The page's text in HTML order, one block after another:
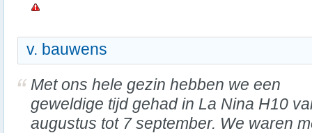
v. bauwens
Met ons hele gezin hebben we een
geweldige tijd gehad in La Nina H10
augustus tot 7 september. We waren